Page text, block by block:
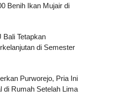
Benih Ikan Mujair di
Bali Tetapkan
di Semester
Purworejo, Pria Ini
di Rumah Setelah Lima